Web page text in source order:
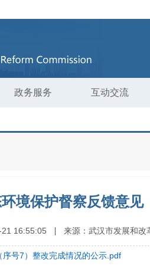
政务服务 互动交流
境保护督察反馈意
16:55:05 来源： 武汉市发展和改
号7）整改完成情况的公示.pdf